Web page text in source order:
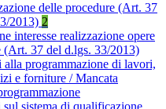
delle procedure (Art. 37
2013) 2
interesse realizzazione opere
(Art. 37 del d.lgs. 33/2013)
programmazione di lavori,
e forniture / Mancata